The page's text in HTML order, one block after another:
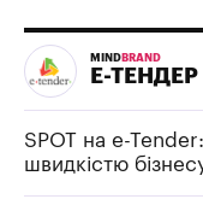
MIND BRAND
Е-ТЕНДЕР
SPOT на e-
швидкістю